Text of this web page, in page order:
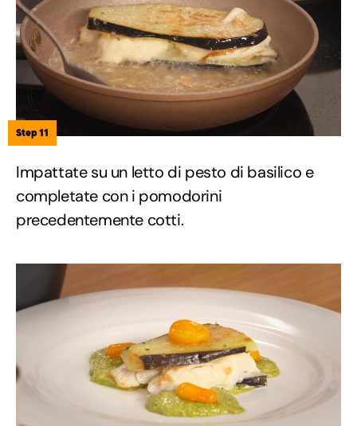
Step 11
Impattate su un letto di pesto di basilico e
completate con i pomodorini
precedentemente cotti.